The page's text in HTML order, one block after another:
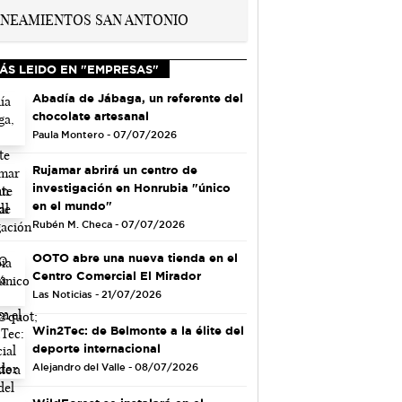
LEIDO EN "EMPRESAS"
Abadía de Jábaga, un referente del
chocolate artesanal
Paula Montero - 07/07/2026
Rujamar abrirá un centro de
investigación en Honrubia "único
en el mundo"
Rubén M. Checa - 07/07/2026
OOTO abre una nueva tienda en el
Centro Comercial El Mirador
Las Noticias - 21/07/2026
Win2Tec: de Belmonte a la élite del
deporte internacional
Alejandro del Valle - 08/07/2026